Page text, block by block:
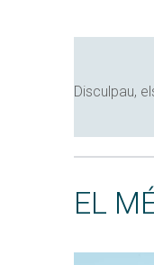
Disculpau,
EL